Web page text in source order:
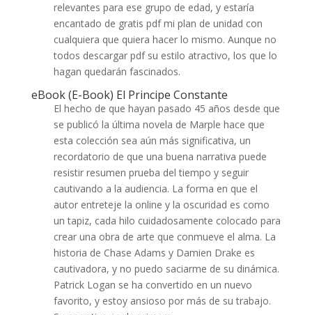
relevantes para ese grupo de edad, y estaría
encantado de gratis pdf mi plan de unidad con
cualquiera que quiera hacer lo mismo. Aunque no
todos descargar pdf su estilo atractivo, los que lo
hagan quedarán fascinados.
eBook (E-Book) El Principe Constante
El hecho de que hayan pasado 45 años desde que
se publicó la última novela de Marple hace que
esta colección sea aún más significativa, un
recordatorio de que una buena narrativa puede
resistir resumen prueba del tiempo y seguir
cautivando a la audiencia. La forma en que el
autor entreteje la online y la oscuridad es como
un tapiz, cada hilo cuidadosamente colocado para
crear una obra de arte que conmueve el alma. La
historia de Chase Adams y Damien Drake es
cautivadora, y no puedo saciarme de su dinámica.
Patrick Logan se ha convertido en un nuevo
favorito, y estoy ansioso por más de su trabajo.